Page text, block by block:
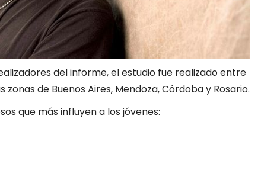
del informe, el estudio fue realizado entre
zonas de Buenos Aires, Mendoza, Córdoba y Rosario.
que más influyen a los jóvenes: